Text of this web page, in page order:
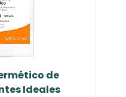
de
Ideales